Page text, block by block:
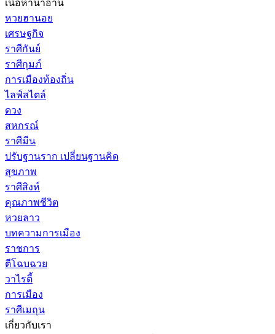
เนื้อหาน่าอ่าน
หวยฮานอย
เศรษฐกิจ
ราศีกันย์
ราศีกุมภ์
การเมืองท้องถิ่น
ไลฟ์สไตล์
ดวง
สหกรณ์
ราศีมีน
ปรับฐานราก เปลี่ยนฐานคิด
สุขภาพ
ราศีสิงห์
คุณภาพชีวิต
หวยลาว
บทความการเมือง
ราชการ
ตีโฉบฉวย
วาไรตี้
การเมือง
ราศีเมถุน
เกี่ยวกับเรา